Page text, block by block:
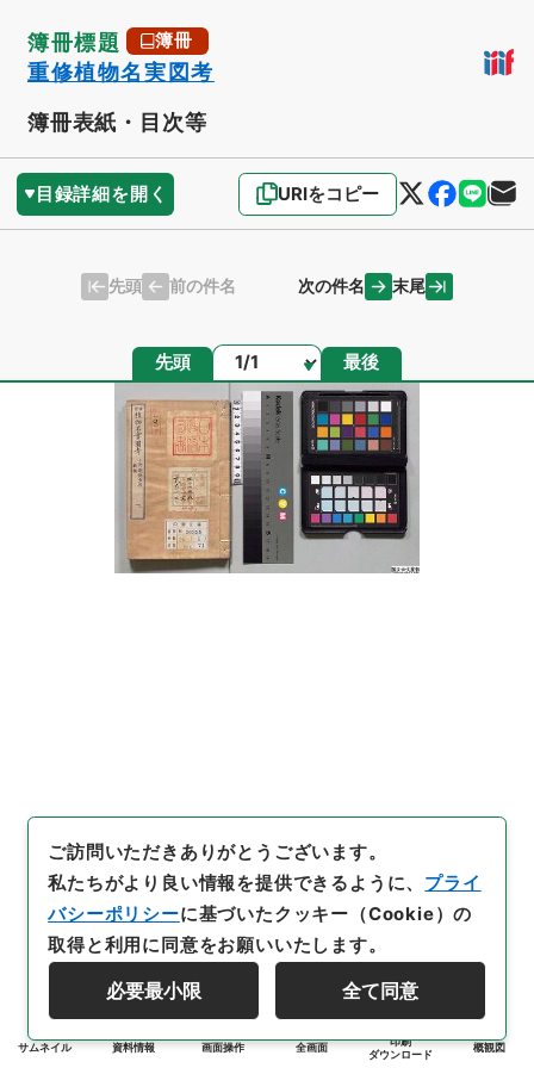
簿冊標題 簿冊
重修植物名実図考
簿冊表紙・目次等
目録詳細を開く URIをコピー
先頭 前の件名 次の件名 末尾
先頭 ページ 最後
サムネイル 資料情報 画面操作 全画面
印刷
ダウンロード
概観図
ご訪問いただきありがとうございます。
私たちがより良い情報を提供できるように、 プライ
バシーポリシーに基づいたクッキー（Cookie）の
取得と利用に同意をお願いいたします。
必要最小限 全て同意